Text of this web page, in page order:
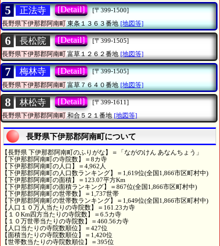
5 正法寺 [Detail]
[〒399-1500]
長野県下伊那郡阿南町東条１３６３番地 [地図等]
6 長松院 [Detail]
[〒399-1505]
長野県下伊那郡阿南町富草１２６２番地 [地図等]
7 梅林寺 [Detail]
[〒399-1505]
長野県下伊那郡阿南町富草７６４０番地 [地図等]
8 林松寺 [Detail]
[〒399-1611]
長野県下伊那郡阿南町和合５２１番地 [地図等]
長野県下伊那郡阿南町について
【長野県 下伊那郡阿南町のふりがな】＝「ながのけん あなんちょう」
【下伊那郡阿南町の寺院数】＝8カ寺
【下伊那郡阿南町の人口】＝4,962人
【下伊那郡阿南町の人口数ランキング】＝1,619位(全国1,866市区町村中)
【下伊那郡阿南町の面積】＝123.07平方Km
【下伊那郡阿南町の面積ランキング】＝867位(全国1,866市区町村中)
【下伊那郡阿南町の世帯数】＝1,737世帯
【下伊那郡阿南町の世帯数ランキング】＝1,649位(全国1,866市区町村中)
【人口１０万人当たりの寺院数】＝161.23カ寺
【１０Km四方当たりの寺院数】＝6.5カ寺
【１０万世帯当たりの寺院数】＝460.56カ寺
【人口当たりの寺院数順位】＝427位
【面積当たりの寺院数順位】＝1,420位
【世帯数当たりの寺院数順位】＝395位